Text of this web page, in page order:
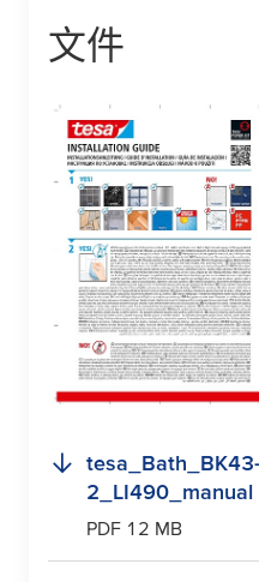
文件
tesa
2_LI490_manual
PDF 12 MB